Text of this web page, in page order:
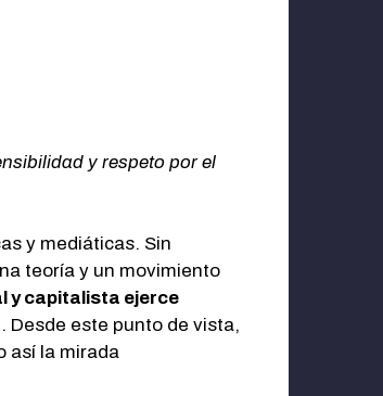
y respeto por el
y mediáticas. Sin
teoría y un movimiento
y capitalista ejerce
. Desde este punto de vista,
así la mirada